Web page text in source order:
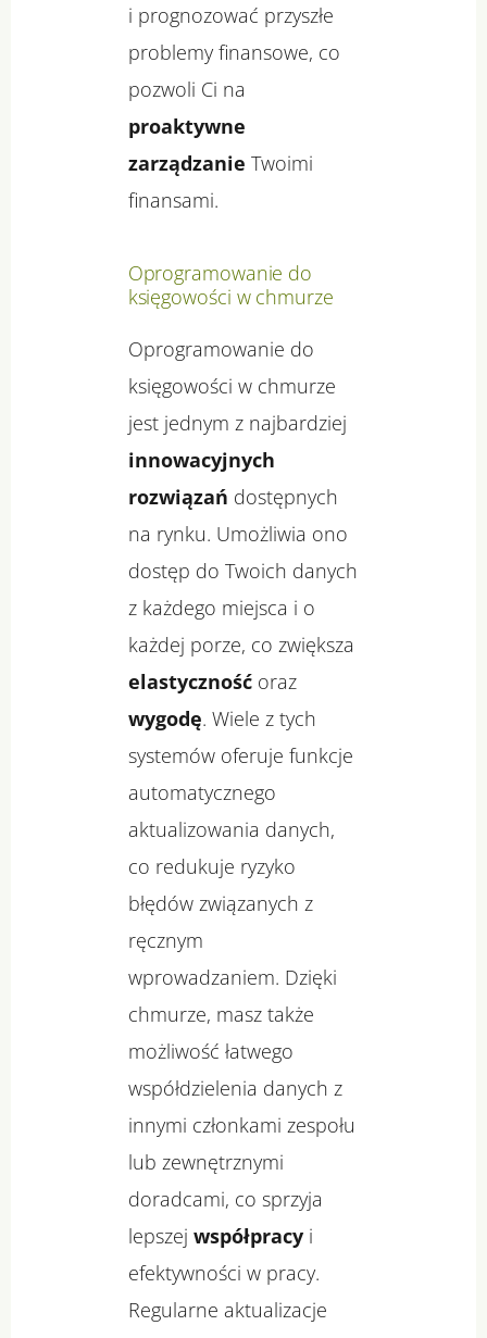
i prognozować przyszłe
problemy finansowe, co
pozwoli Ci na
proaktywne
zarządzanie Twoimi
finansami.
Oprogramowanie do
księgowości w chmurze
Oprogramowanie do
księgowości w chmurze
jest jednym z najbardziej
innowacyjnych
rozwiązań dostępnych
na rynku. Umożliwia ono
dostęp do Twoich danych
z każdego miejsca i o
każdej porze, co zwiększa
elastycznośćoraz
wygodę. Wiele z tych
systemów oferuje funkcje
automatycznego
aktualizowania danych,
co redukuje ryzyko
błędów związanych z
ręcznym
wprowadzaniem. Dzięki
chmurze, masz także
możliwość łatwego
współdzielenia danych z
innymi członkami zespołu
lub zewnętrznymi
doradcami, co sprzyja
lepszej współpracyi
efektywności w pracy.
Regularne aktualizacje